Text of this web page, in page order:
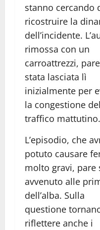
stanno cercando
ricostruire la
dell’incidente.
rimossa con un
carroattrezzi,
stata lasciata lì
inizialmente per
la congestione del
traffico mattutino.
L’episodio, che
potuto causare
molto gravi, pare
avvenuto alle
dell’alba. Sulla
questione
riflettere anche i